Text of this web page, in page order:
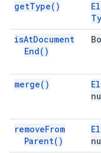
getType( )
isAtDocument
End( )
merge( )
removeFrom
Parent( )